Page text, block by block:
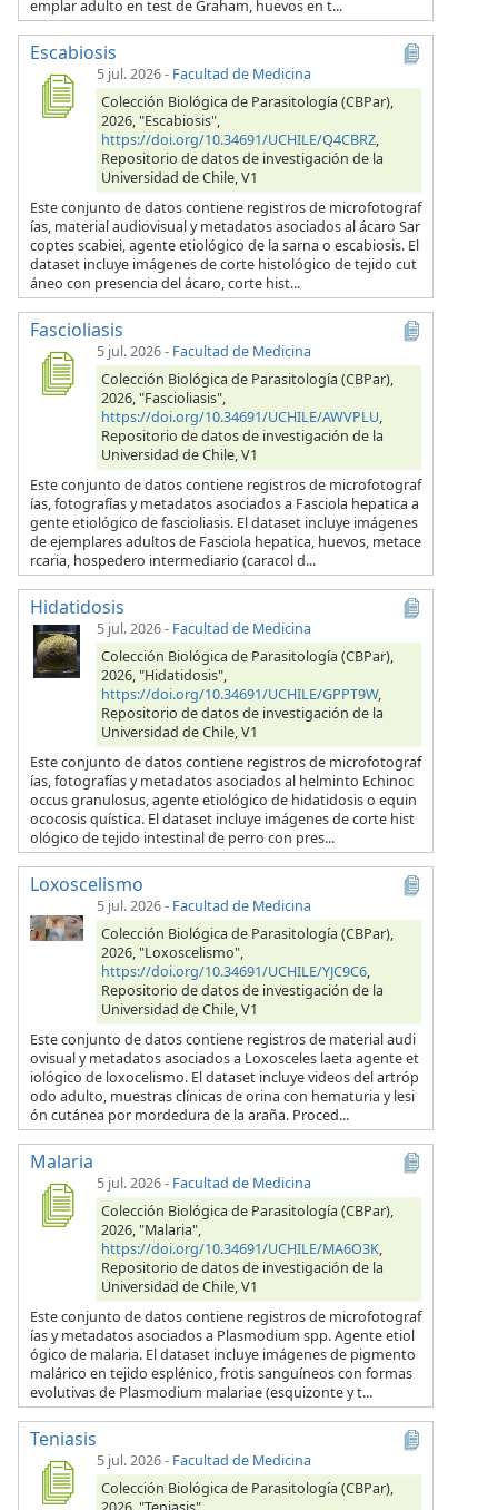
emplar adulto en test de Graham, huevos en t...
Escabiosis
5 jul. 2026- Facultad de Medicina
Colección Biológica de Parasitología (CBPar),
2026, "Escabiosis",
https://doi.org/10.34691/UCHILE/Q4CBRZ,
Repositorio de datos de investigación de la
Universidad de Chile, V1
Este conjunto de datos contiene registros de microfotograf
ías, material audiovisual y metadatos asociados al ácaro Sar
coptes scabiei, agente etiológico de la sarna o escabiosis. El
dataset incluye imágenes de corte histológico de tejido cut
áneo con presencia del ácaro, corte hist...
Fascioliasis
5 jul. 2026- Facultad de Medicina
Colección Biológica de Parasitología (CBPar),
2026, "Fascioliasis",
https://doi.org/10.34691/UCHILE/AWVPLU,
Repositorio de datos de investigación de la
Universidad de Chile, V1
Este conjunto de datos contiene registros de microfotograf
ías, fotografías y metadatos asociados a Fasciola hepatica a
gente etiológico de fascioliasis. El dataset incluye imágenes
de ejemplares adultos de Fasciola hepatica, huevos, metace
rcaria, hospedero intermediario (caracol d...
Hidatidosis
5 jul. 2026- Facultad de Medicina
Colección Biológica de Parasitología (CBPar),
2026, "Hidatidosis",
https://doi.org/10.34691/UCHILE/GPPT9W,
Repositorio de datos de investigación de la
Universidad de Chile, V1
Este conjunto de datos contiene registros de microfotograf
ías, fotografías y metadatos asociados al helminto Echinoc
occus granulosus, agente etiológico de hidatidosis o equin
ococosis quística. El dataset incluye imágenes de corte hist
ológico de tejido intestinal de perro con pres...
Loxoscelismo
5 jul. 2026- Facultad de Medicina
Colección Biológica de Parasitología (CBPar),
2026, "Loxoscelismo",
https://doi.org/10.34691/UCHILE/YJC9C6,
Repositorio de datos de investigación de la
Universidad de Chile, V1
Este conjunto de datos contiene registros de material audi
ovisual y metadatos asociados a Loxosceles laeta agente et
iológico de loxocelismo. El dataset incluye videos del artróp
odo adulto, muestras clínicas de orina con hematuria y lesi
ón cutánea por mordedura de la araña. Proced...
Malaria
5 jul. 2026- Facultad de Medicina
Colección Biológica de Parasitología (CBPar),
2026, "Malaria",
https://doi.org/10.34691/UCHILE/MA6O3K,
Repositorio de datos de investigación de la
Universidad de Chile, V1
Este conjunto de datos contiene registros de microfotograf
ías y metadatos asociados a Plasmodium spp. Agente etiol
ógico de malaria. El dataset incluye imágenes de pigmento
malárico en tejido esplénico, frotis sanguíneos con formas
evolutivas de Plasmodium malariae (esquizonte y t...
Teniasis
5 jul. 2026- Facultad de Medicina
Colección Biológica de Parasitología (CBPar),